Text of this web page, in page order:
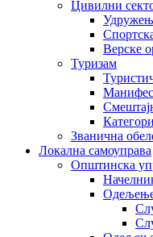
Цивилни
Верске
Туризам
Званична
Локална самоуправа
Општинска
Одељење